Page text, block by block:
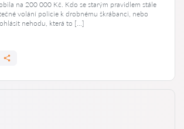
na 200 000 Kč. Kdo se starým pravidlem stále
volání policie k drobnému škrábanci, nebo
nehodu, která to […]